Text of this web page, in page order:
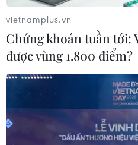
09/08/2026 02:01
Thị trường vaccine thế
hướng sang người cao tuổi
08/08/2026 15:01
Chuyên gia Nhật Bản nói
vietnamplus.vn
Chứng khoán tuần tới:
được vùng 1.800 điểm?